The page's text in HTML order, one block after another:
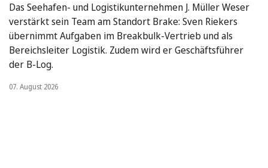
Das Seehafen- und Logistikunternehmen J. Müller Weser
verstärkt sein Team am Standort Brake: Sven Riekers
übernimmt Aufgaben im Breakbulk-Vertrieb und als
Bereichsleiter Logistik. Zudem wird er Geschäftsführer
der B-Log.
07. August 2026